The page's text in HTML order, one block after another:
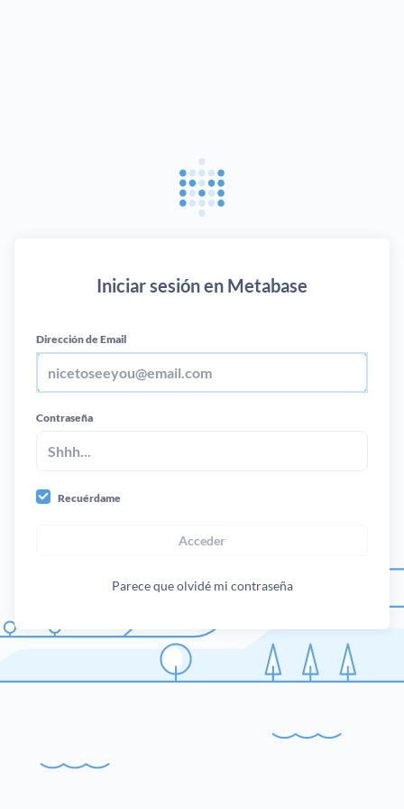
Iniciar sesión en Metabase
Dirección de Email
Contraseña
Recuérdame
Acceder
Parece que olvidé mi contraseña